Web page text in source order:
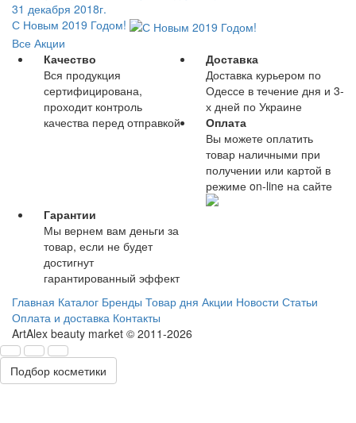
31 декабря 2018г.
С Новым 2019 Годом!
Все Акции
Качество
Вся продукция
сертифицирована,
проходит контроль
качества перед отправкой
Доставка
Доставка курьером по
Одессе в течение дня и 3-
х дней по Украине
Оплата
Вы можете оплатить
товар наличными при
получении или картой в
режиме on-line на сайте
Гарантии
Мы вернем вам деньги за
товар, если не будет
достигнут
гарантированный эффект
Главная Каталог Бренды Товар дня Акции Новости Статьи
Оплата и доставка Контакты
ArtAlex beauty market © 2011-2026
Подбор косметики